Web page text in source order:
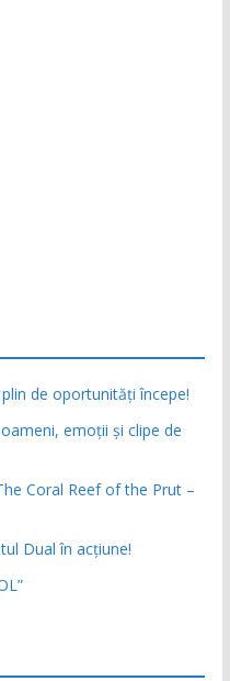
de oportunități începe!
emoții și clipe de
Coral Reef of the Prut –
Dual în acțiune!